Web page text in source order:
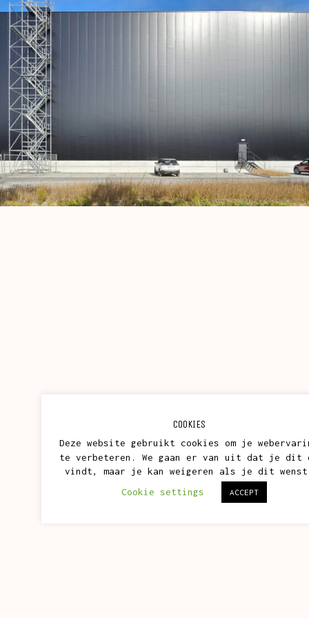
COOKIES
Deze website gebruikt cookies om je
te verbeteren. We gaan er van uit dat je dit
vindt, maar je kan weigeren als je dit
Cookie settings
ACCEPT